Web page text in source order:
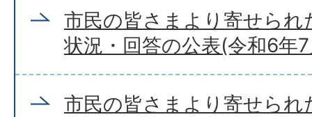
市民の皆さまより寄せられ
状況・回答の公表(令和6年
市民の皆さまより寄せられ